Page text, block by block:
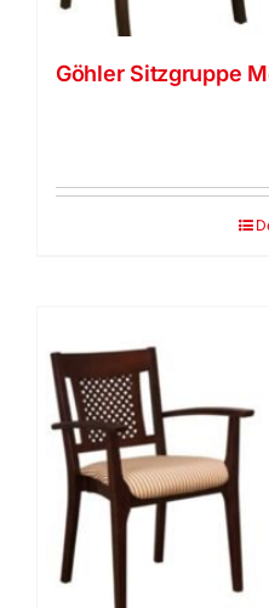
Göhler Sitzgruppe